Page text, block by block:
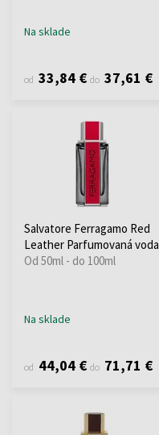
Na sklade
od 33,84 € do 37,61 €
Salvatore Ferragamo Red
Leather Parfumovaná voda
Od 50ml - do 100ml
Na sklade
od 44,04 € do 71,71 €